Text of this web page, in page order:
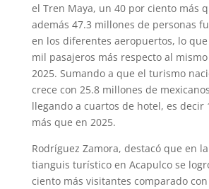
el Tren Maya, un 40 por ciento más
además 47.3 millones de personas
en los diferentes aeropuertos, lo
mil pasajeros más respecto al
2025. Sumando a que el turismo
crece con 25.8 millones de
llegando a cuartos de hotel, es decir
más que en 2025.
Rodríguez Zamora, destacó que en
tianguis turístico en Acapulco se
ciento más visitantes comparado